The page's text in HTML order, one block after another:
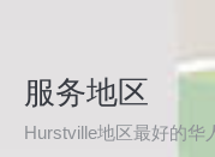
服务地区
Hurstville地区最好的华